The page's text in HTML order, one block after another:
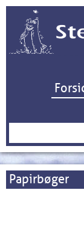
Søg
Papirbøger